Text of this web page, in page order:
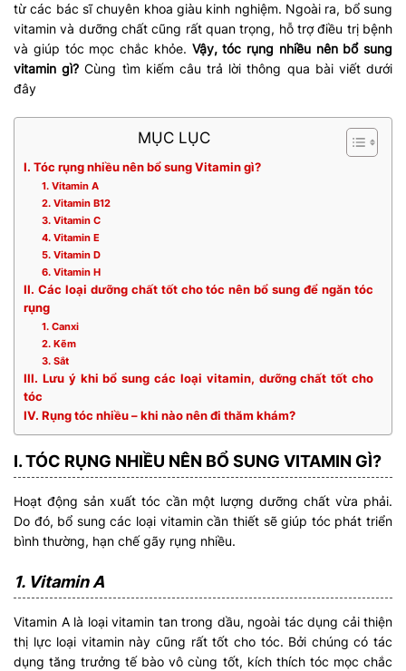
từ các bác sĩ chuyên khoa giàu kinh nghiệm. Ngoài ra, bổ sung
vitamin và dưỡng chất cũng rất quan trọng, hỗ trợ điều trị bệnh
và giúp tóc mọc chắc khỏe. Vậy, tóc rụng nhiều nên bổ sung
vitamin gì?Cùng tìm kiếm câu trả lời thông qua bài viết dưới
đây
MỤC LỤC
I. Tóc rụng nhiều nên bổ sung Vitamin gì?
1. Vitamin A
2. Vitamin B12
3. Vitamin C
4. Vitamin E
5. Vitamin D
6. Vitamin H
II. Các loại dưỡng chất tốt cho tóc nên bổ sung để ngăn tóc
rụng
1. Canxi
2. Kẽm
3. Sắt
III. Lưu ý khi bổ sung các loại vitamin, dưỡng chất tốt cho
tóc
IV. Rụng tóc nhiều – khi nào nên đi thăm khám?
I. TÓC RỤNG NHIỀU NÊN BỔ SUNG VITAMIN GÌ?
Hoạt động sản xuất tóc cần một lượng dưỡng chất vừa phải.
Do đó, bổ sung các loại vitamin cần thiết sẽ giúp tóc phát triển
bình thường, hạn chế gãy rụng nhiều.
1. Vitamin A
Vitamin A là loại vitamin tan trong dầu, ngoài tác dụng cải thiện
thị lực loại vitamin này cũng rất tốt cho tóc. Bởi chúng có tác
dụng tăng trưởng tế bào vô cùng tốt, kích thích tóc mọc chắc